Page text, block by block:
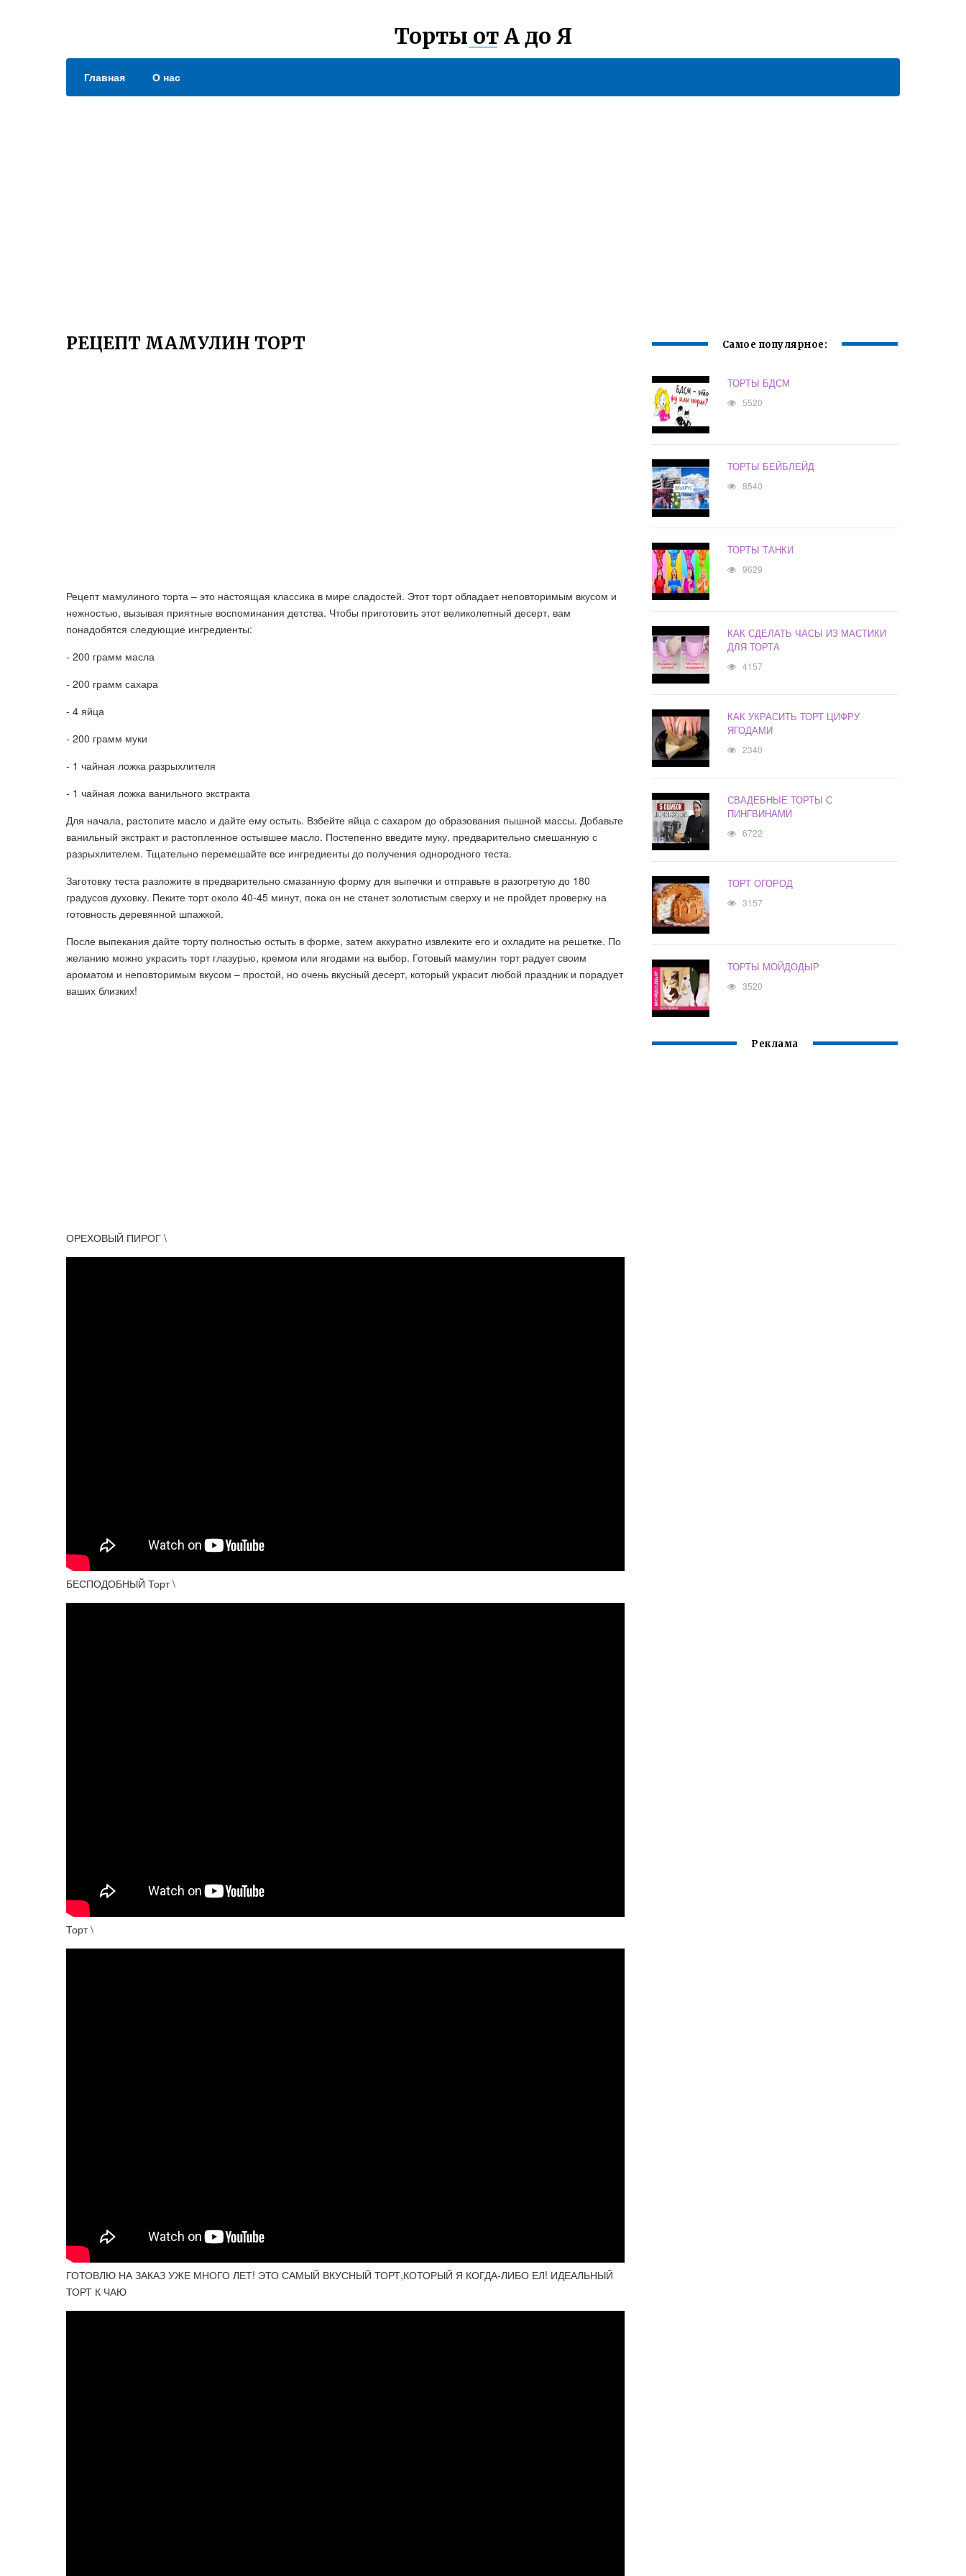
Торты от А до Я
Главная О нас
РЕЦЕПТ МАМУЛИН ТОРТ
Рецепт мамулиного торта – это настоящая классика в мире сладостей. Этот торт обладает неповторимым вкусом и
нежностью, вызывая приятные воспоминания детства. Чтобы приготовить этот великолепный десерт, вам
понадобятся следующие ингредиенты:
- 200 грамм масла
- 200 грамм сахара
- 4 яйца
- 200 грамм муки
- 1 чайная ложка разрыхлителя
- 1 чайная ложка ванильного экстракта
Для начала, растопите масло и дайте ему остыть. Взбейте яйца с сахаром до образования пышной массы. Добавьте
ванильный экстракт и растопленное остывшее масло. Постепенно введите муку, предварительно смешанную с
разрыхлителем. Тщательно перемешайте все ингредиенты до получения однородного теста.
Заготовку теста разложите в предварительно смазанную форму для выпечки и отправьте в разогретую до 180
градусов духовку. Пеките торт около 40-45 минут, пока он не станет золотистым сверху и не пройдет проверку на
готовность деревянной шпажкой.
После выпекания дайте торту полностью остыть в форме, затем аккуратно извлеките его и охладите на решетке. По
желанию можно украсить торт глазурью, кремом или ягодами на выбор. Готовый мамулин торт радует своим
ароматом и неповторимым вкусом – простой, но очень вкусный десерт, который украсит любой праздник и порадует
ваших близких!
ОРЕХОВЫЙ ПИРОГ \
БЕСПОДОБНЫЙ Торт \
Торт \
ГОТОВЛЮ НА ЗАКАЗ УЖЕ МНОГО ЛЕТ! ЭТО САМЫЙ ВКУСНЫЙ ТОРТ,КОТОРЫЙ Я КОГДА-ЛИБО ЕЛ! ИДЕАЛЬНЫЙ
ТОРТ К ЧАЮ
Самое популярное:
ТОРТЫ БДСМ
5520
ТОРТЫ БЕЙБЛЕЙД
8540
ТОРТЫ ТАНКИ
9629
КАК СДЕЛАТЬ ЧАСЫ ИЗ МАСТИКИ
ДЛЯ ТОРТА
4157
КАК УКРАСИТЬ ТОРТ ЦИФРУ
ЯГОДАМИ
2340
СВАДЕБНЫЕ ТОРТЫ С
ПИНГВИНАМИ
6722
ТОРТ ОГОРОД
3157
ТОРТЫ МОЙДОДЫР
3520
Реклама